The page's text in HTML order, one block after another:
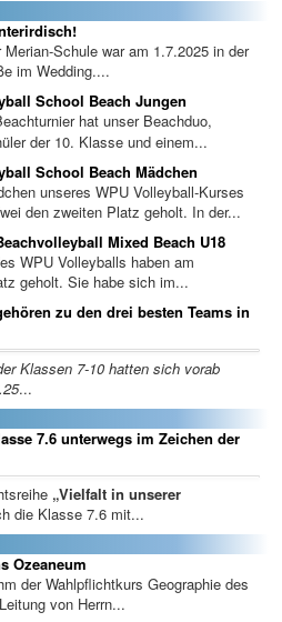
Schule war am 1.7.2025 in der
im Wedding....
School Beach Jungen
hat unser Beachduo,
der 10. Klasse und einem...
School Beach Mädchen
unseres WPU Volleyball-Kurses
den zweiten Platz geholt. In der...
Mixed Beach U18
WPU Volleyballs haben am
geholt. Sie habe sich im...
zu den drei besten Teams in
Klassen 7-10 hatten sich vorab
...
7.6 unterwegs im Zeichen der
„Vielfalt in unserer
die Klasse 7.6 mit...
Ozeaneum
der Wahlpflichtkurs Geographie des
von Herrn...